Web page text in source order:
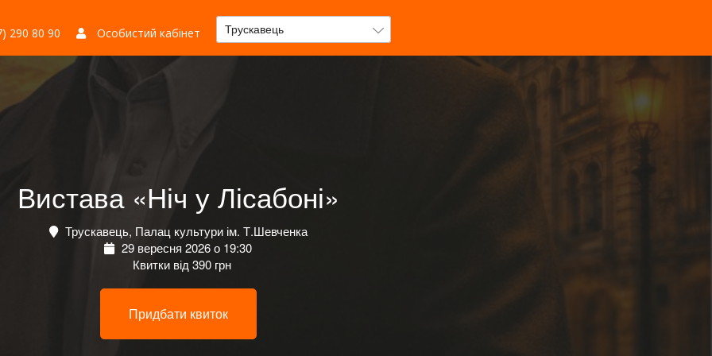
290 80 90 Особистий кабінет Трускавець
Вистава «Ніч у Лісабоні»
Трускавець, Палац культури ім. Т.Шевченка
29 вересня 2026 о 19:30
Квитки від 390 грн
Придбати квиток